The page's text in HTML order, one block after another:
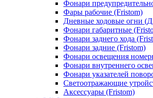
Фонари
Фары рабочие (Fristom)
Дневные ходовые огни
Фонари габаритные
Фонари заднего хода
Фонари задние (Fristom)
Фонари освещения
Фонари внутреннего
Фонари указателей
Светоотражающие
Аксессуары (Fristom)